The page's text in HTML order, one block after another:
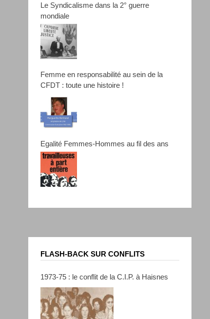
Le Syndicalisme dans la 2° guerre
mondiale
Femme en responsabilité au sein de la
CFDT : toute une histoire !
Egalité Femmes-Hommes au fil des ans
FLASH-BACK SUR CONFLITS
1973-75 : le conflit de la C.I.P. à Haisnes